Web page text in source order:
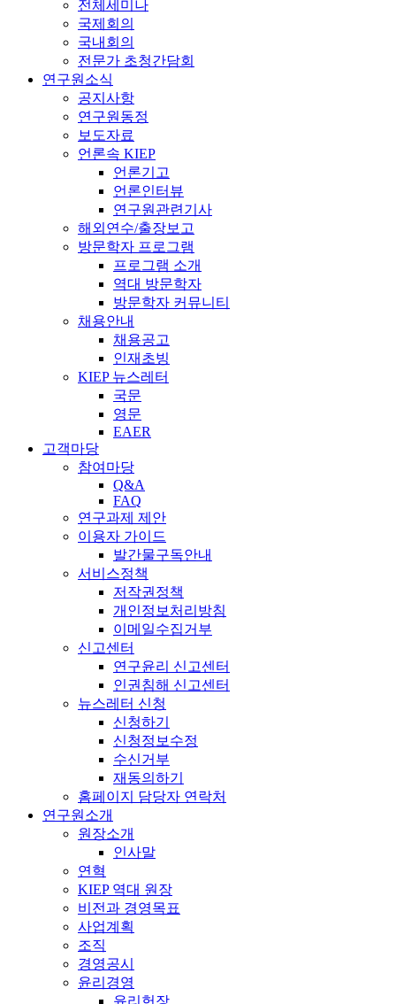
전체세미나
국제회의
국내회의
전문가 초청간담회
연구원소식
공지사항
연구원동정
보도자료
언론속 KIEP
언론기고
언론인터뷰
연구원관련기사
해외연수/출장보고
방문학자 프로그램
프로그램 소개
역대 방문학자
방문학자 커뮤니티
채용안내
채용공고
인재초빙
KIEP 뉴스레터
국문
영문
EAER
고객마당
참여마당
Q&A
FAQ
연구과제 제안
이용자 가이드
발간물구독안내
서비스정책
저작권정책
개인정보처리방침
이메일수집거부
신고센터
연구윤리 신고센터
인권침해 신고센터
뉴스레터 신청
신청하기
신청정보수정
수신거부
재동의하기
홈페이지 담당자 연락처
연구원소개
원장소개
인사말
연혁
KIEP 역대 원장
비전과 경영목표
사업계획
조직
경영공시
윤리경영
윤리헌장